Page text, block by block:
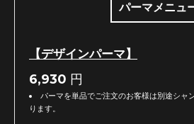
パーマメニュ
【デザインパーマ】
6,930 円
パーマを単品でご注文のお客様は別途シャ
ります。